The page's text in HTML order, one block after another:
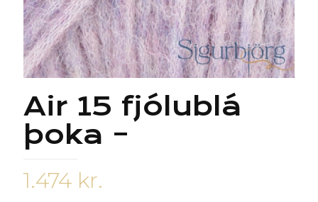
Air 15 fjólublá
þoka –
1.474 kr.